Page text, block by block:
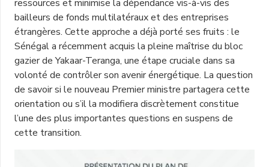
ressources et minimise la dépendance vis-à-vis des
bailleurs de fonds multilatéraux et des entreprises
étrangères. Cette approche a déjà porté ses fruits : le
Sénégal a récemment acquis la pleine maîtrise du bloc
gazier de Yakaar-Teranga, une étape cruciale dans sa
volonté de contrôler son avenir énergétique. La question
de savoir si le nouveau Premier ministre partagera cette
orientation ou s’il la modifiera discrètement constitue
l’une des plus importantes questions en suspens de
cette transition.